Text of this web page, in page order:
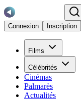
Connexion
Inscription
Films
Célébrités
Cinémas
Palmarès
Actualités